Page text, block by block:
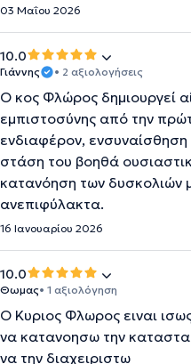
03 Μαΐου 2026
10.0
Γιάννης • 2 αξιολογήσεις
Ο κος Φλώρος δημιουργεί
εμπιστοσύνης από την
ενδιαφέρον, ενσυναίσθηση
στάση του βοηθά
κατανόηση των δυσκολιών
ανεπιφύλακτα.
16 Ιανουαρίου 2026
10.0
Θωμας• 1 αξιολόγηση
Ο Κυριος Φλωρος ειναι
να κατανοησω την
να την διαχειριστω